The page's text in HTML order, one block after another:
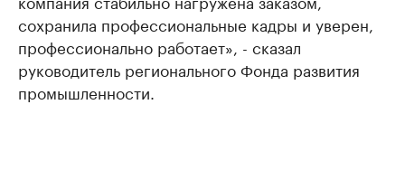
сохранила профессиональные кадры и уверен,
профессионально работает», - сказал
руководитель регионального Фонда развития
промышленности.